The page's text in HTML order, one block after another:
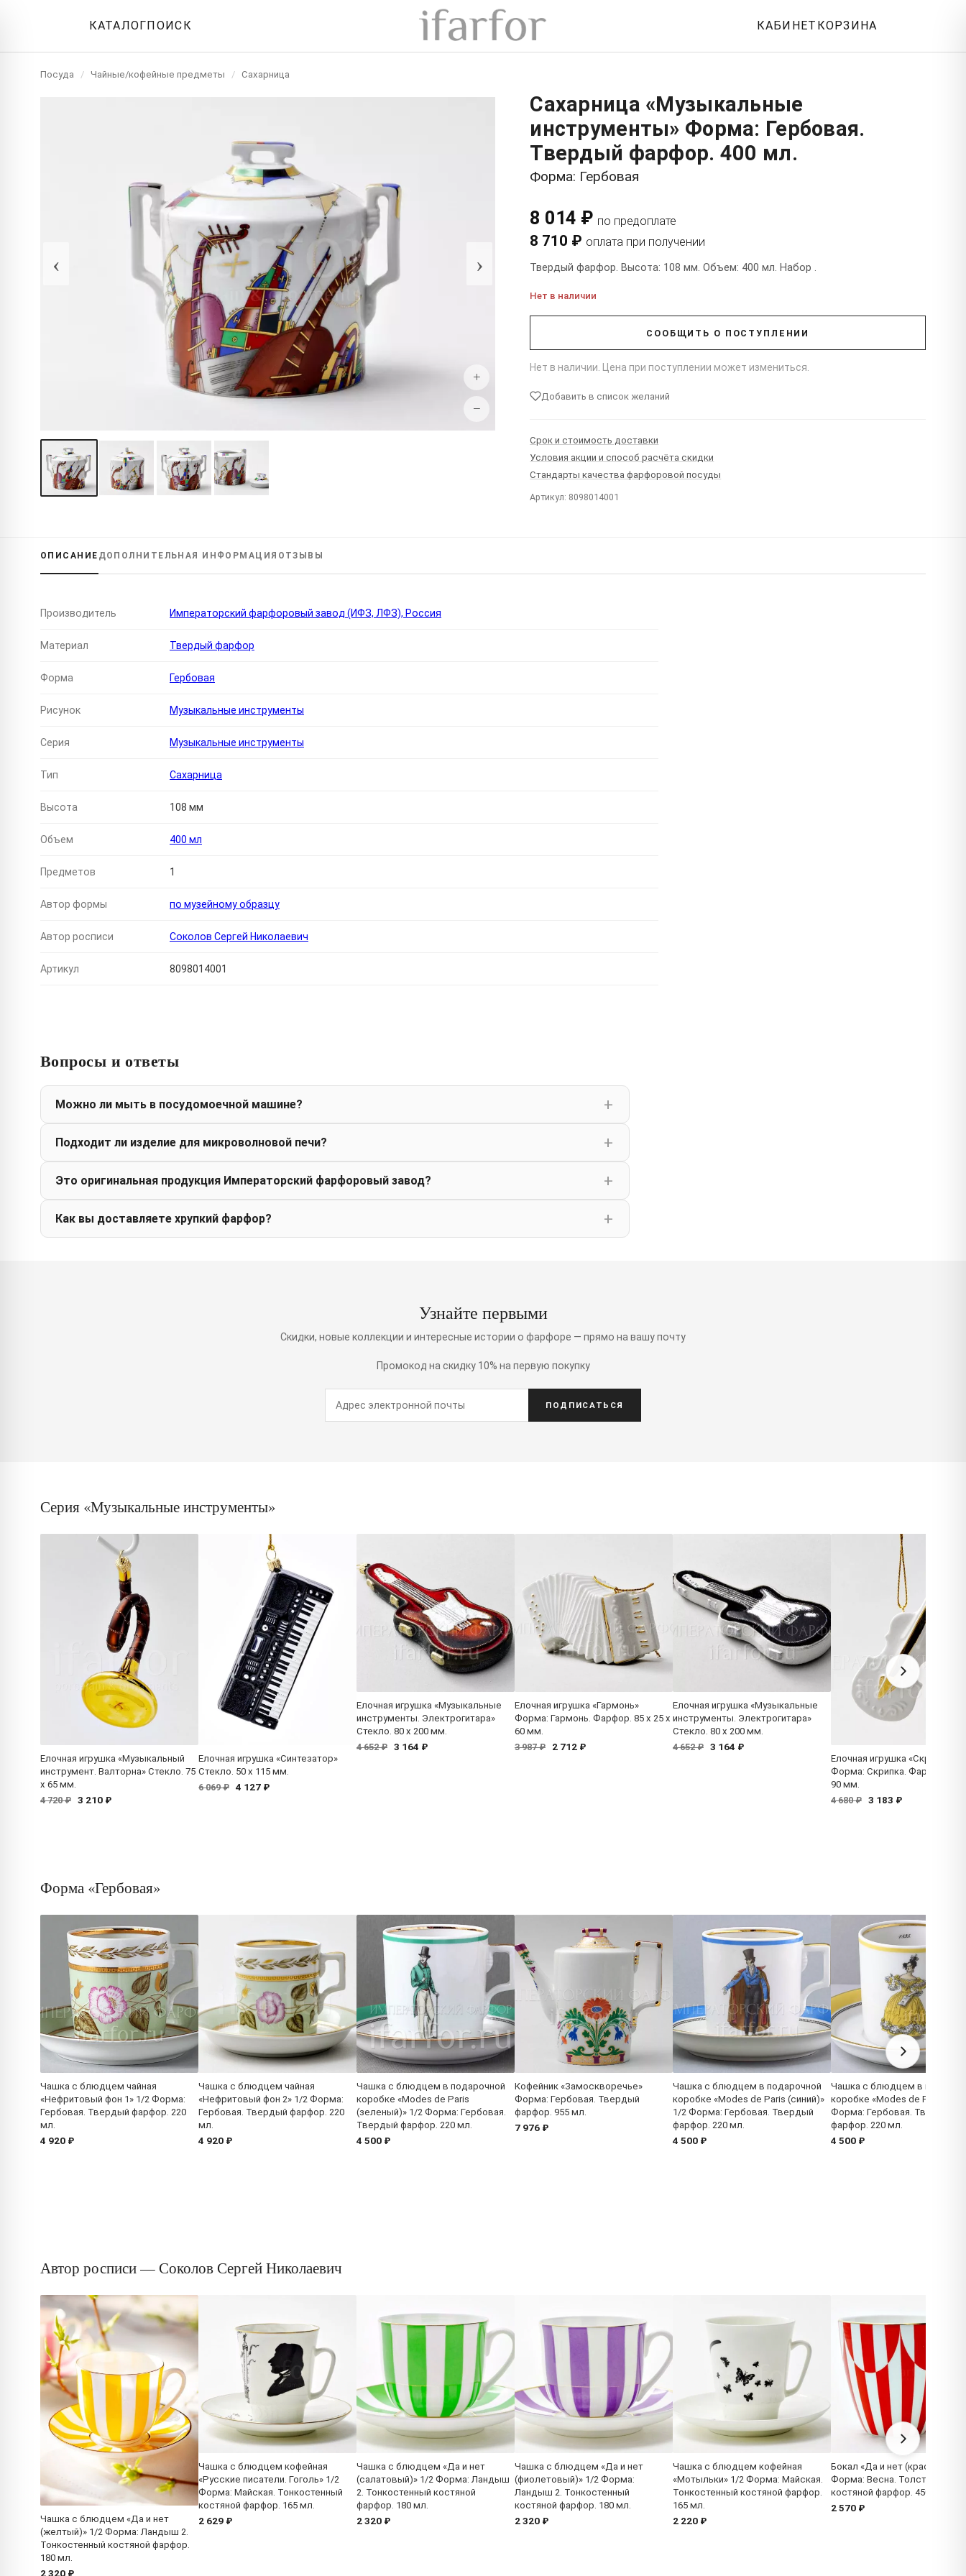
КАТАЛОГПОИСК КАБИНЕТ КОРЗИНА
Посуда / Чайные/кофейные предметы / Сахарница
‹ ›
+
−
Сахарница «Музыкальные
инструменты» Форма: Гербовая.
Твердый фарфор. 400 мл.
Форма: Гербовая
8 014 ₽ по предоплате
8 710 ₽ оплата при получении
Твердый фарфор. Высота: 108 мм. Объем: 400 мл. Набор .
Нет в наличии
СООБЩИТЬ О ПОСТУПЛЕНИИ
Нет в наличии. Цена при поступлении может измениться.
Добавить в список желаний
Срок и стоимость доставки
Условия акции и способ расчёта скидки
Стандарты качества фарфоровой посуды
Артикул: 8098014001
ОПИСАНИЕ ДОПОЛНИТЕЛЬНАЯ ИНФОРМАЦИЯ ОТЗЫВЫ
Производитель Императорский фарфоровый завод (ИФЗ, ЛФЗ), Россия
Материал Твердый фарфор
Форма Гербовая
Рисунок Музыкальные инструменты
Серия Музыкальные инструменты
Тип Сахарница
Высота 108 мм
Объем 400 мл
Предметов 1
Автор формы по музейному образцу
Автор росписи Соколов Сергей Николаевич
Артикул 8098014001
Вопросы и ответы
Можно ли мыть в посудомоечной машине?
Подходит ли изделие для микроволновой печи?
Это оригинальная продукция Императорский фарфоровый завод?
Как вы доставляете хрупкий фарфор?
Узнайте первыми
Скидки, новые коллекции и интересные истории о фарфоре — прямо на вашу почту
Промокод на скидку 10% на первую покупку
ПОДПИСАТЬСЯ
Серия «Музыкальные инструменты»
Елочная игрушка «Музыкальный
инструмент. Валторна» Стекло. 75
x 65 мм.
4 720 ₽ 3 210 ₽
Елочная игрушка «Синтезатор»
Стекло. 50 x 115 мм.
6 069 ₽ 4 127 ₽
Елочная игрушка «Музыкальные
инструменты. Электрогитара»
Стекло. 80 x 200 мм.
4 652 ₽ 3 164 ₽
Елочная игрушка «Гармонь»
Форма: Гармонь. Фарфор. 85 x 25 x
60 мм.
3 987 ₽
2 712 ₽
Елочная игрушка «Музыкальные
инструменты. Электрогитара»
Стекло. 80 x 200 мм.
4 652 ₽ 3 164 ₽
Елочная игрушка «Скрипка»
Форма: Скрипка. Фарфор. 33
90 мм.
4 680 ₽ 3 183 ₽
Форма «Гербовая»
Чашка с блюдцем чайная
«Нефритовый фон 1» 1/2 Форма:
Гербовая. Твердый фарфор. 220
мл.
4 920 ₽
Чашка с блюдцем чайная
«Нефритовый фон 2» 1/2 Форма:
Гербовая. Твердый фарфор. 220
мл.
4 920 ₽
Чашка с блюдцем в подарочной
коробке «Modes de Paris
(зеленый)» 1/2 Форма: Гербовая.
Твердый фарфор. 220 мл.
4 500 ₽
Кофейник «Замоскворечье»
Форма: Гербовая. Твердый
фарфор. 955 мл.
7 976 ₽
Чашка с блюдцем в подарочной
коробке «Modes de Paris (синий)»
1/2 Форма: Гербовая. Твердый
фарфор. 220 мл.
4 500 ₽
Чашка с блюдцем в
коробке «Modes de Paris
Форма: Гербовая. Твердый
фарфор. 220 мл.
4 500 ₽
Автор росписи — Соколов Сергей Николаевич
Чашка с блюдцем «Да и нет
(желтый)» 1/2 Форма: Ландыш 2.
Тонкостенный костяной фарфор.
180 мл.
2 320 ₽
Чашка с блюдцем кофейная
«Русские писатели. Гоголь» 1/2
Форма: Майская. Тонкостенный
костяной фарфор. 165 мл.
2 629 ₽
Чашка с блюдцем «Да и нет
(салатовый)» 1/2 Форма: Ландыш
2. Тонкостенный костяной
фарфор. 180 мл.
2 320 ₽
Чашка с блюдцем «Да и нет
(фиолетовый)» 1/2 Форма:
Ландыш 2. Тонкостенный
костяной фарфор. 180 мл.
2 320 ₽
Чашка с блюдцем кофейная
«Мотыльки» 1/2 Форма: Майская.
Тонкостенный костяной фарфор.
165 мл.
2 220 ₽
Бокал «Да и нет (красный)»
Форма: Весна.
костяной фарфор. 450 мл.
2 570 ₽